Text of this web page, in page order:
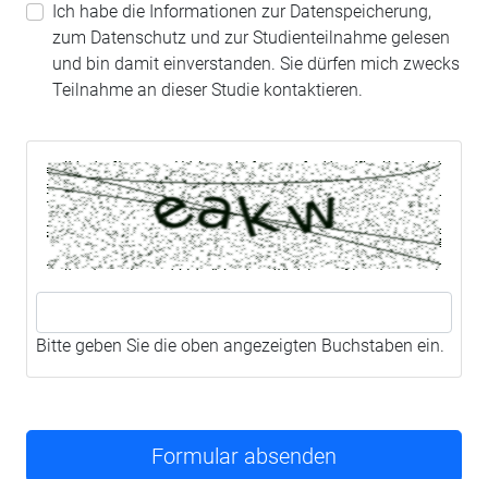
Ich habe die Informationen zur Datenspeicherung,
zum Datenschutz und zur Studienteilnahme gelesen
und bin damit einverstanden. Sie dürfen mich zwecks
Teilnahme an dieser Studie kontaktieren.
Bitte geben Sie die oben angezeigten Buchstaben ein.
Formular absenden